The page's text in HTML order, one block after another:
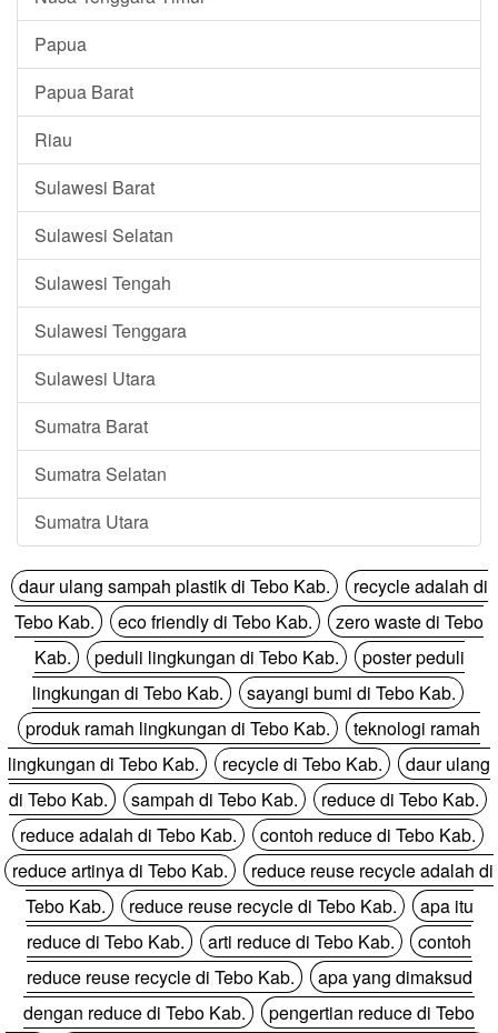
Papua
Papua Barat
Riau
Sulawesi Barat
Sulawesi Selatan
Sulawesi Tengah
Sulawesi Tenggara
Sulawesi Utara
Sumatra Barat
Sumatra Selatan
Sumatra Utara
daur ulang sampah plastik di Tebo Kab.
recycle adalah di
Tebo Kab.
eco friendly di Tebo Kab.
zero waste di Tebo
Kab.
peduli lingkungan di Tebo Kab.
poster peduli
lingkungan di Tebo Kab.
sayangi bumi di Tebo Kab.
produk ramah lingkungan di Tebo Kab.
teknologi ramah
lingkungan di Tebo Kab.
recycle di Tebo Kab.
daur ulang
di Tebo Kab.
sampah di Tebo Kab.
reduce di Tebo Kab.
reduce adalah di Tebo Kab.
contoh reduce di Tebo Kab.
reduce artinya di Tebo Kab.
reduce reuse recycle adalah di
Tebo Kab.
reduce reuse recycle di Tebo Kab.
apa itu
reduce di Tebo Kab.
arti reduce di Tebo Kab.
contoh
reduce reuse recycle di Tebo Kab.
apa yang dimaksud
dengan reduce di Tebo Kab.
pengertian reduce di Tebo